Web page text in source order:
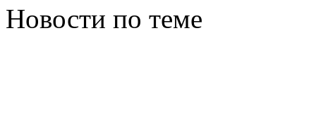
Новости по теме